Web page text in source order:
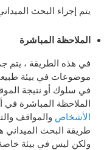
يتم إجراء البحث الميداني عادة في 5
الملاحظة المباشرة
في هذه الطريقة ، يتم
موضوعات في بيئة
في سلوك أو نتيجة
الملاحظة المباشرة في
الأشخاص والمواقف
طريقة البحث الميداني
ولكن ليس في بيئة خاصة